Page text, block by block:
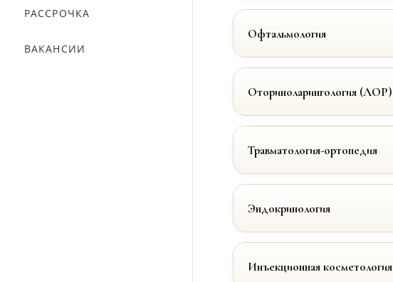
РАССРОЧКА
ВАКАНСИИ
Офтальмология
Оториноларингология (ЛОР)
Травматология-ортопедия
Эндокринология
Инъекционная косметология